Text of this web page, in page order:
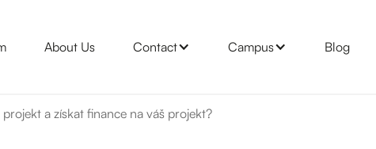
About Us Contact Campus Blog
a získat finance na váš projekt?